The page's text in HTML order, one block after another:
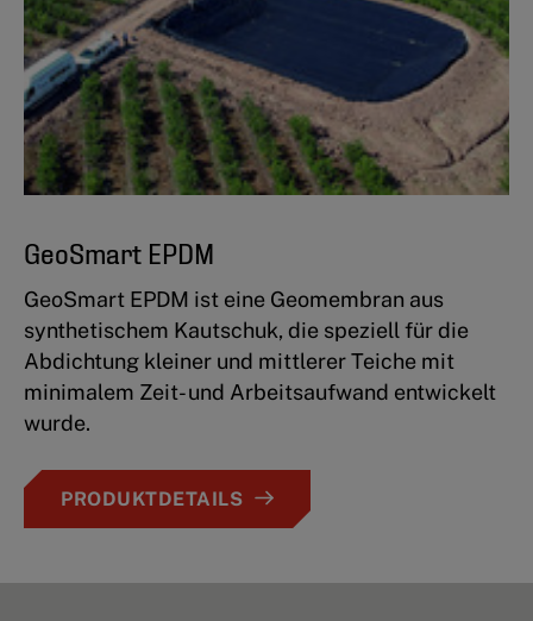
GeoSmart EPDM
GeoSmart EPDM ist eine Geomembran aus
synthetischem Kautschuk, die speziell für die
Abdichtung kleiner und mittlerer Teiche mit
minimalem Zeit- und Arbeitsaufwand entwickelt
wurde.
PRODUKTDETAILS